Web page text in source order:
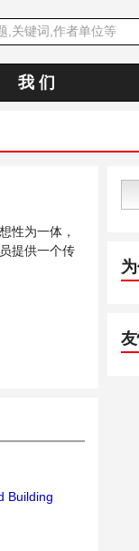
我 们
性为一体，
提供一个传
Building